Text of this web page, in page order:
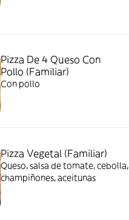
Pizza De 4 Queso Con
Pollo (Familiar)
Con pollo
Pizza Vegetal (Familiar)
Queso, salsa de tomate, cebolla,
champiñones, aceitunas